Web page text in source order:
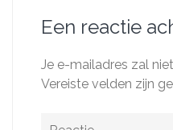
Een reactie
Je e-mailadres zal
Vereiste velden zijn
Reactie